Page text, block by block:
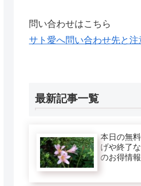
問い合わせはこちら
サト愛へ問い合わせ先と注
最新記事一覧
本日の無
げや終了
のお得情報